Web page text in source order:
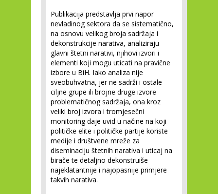
Publikacija predstavlja prvi napor
nevladinog sektora da se sistematično,
na osnovu velikog broja sadržaja i
dekonstrukcije narativa, analiziraju
glavni štetni narativi, njihovi izvori i
elementi koji mogu uticati na pravične
izbore u BiH. Iako analiza nije
sveobuhvatna, jer ne sadrži i ostale
ciljne grupe ili brojne druge izvore
problematičnog sadržaja, ona kroz
veliki broj izvora i tromjesečni
monitoring daje uvid u načine na koji
političke elite i političke partije koriste
medije i društvene mreže za
diseminaciju štetnih narativa i uticaj na
birače te detaljno dekonstruiše
najeklatantnije i najopasnije primjere
takvih narativa.